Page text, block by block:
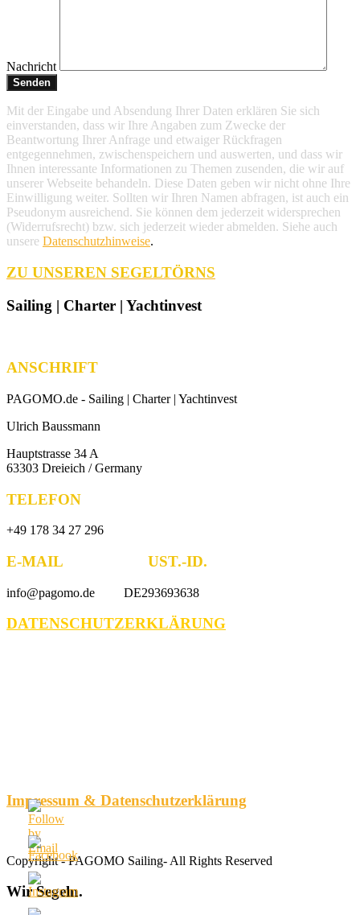
Nachricht
Mit der Eingabe und Absendung Ihrer Daten erklären Sie sich
einverstanden, dass wir Ihre Angaben zum Zwecke der
Beantwortung Ihrer Anfrage und etwaiger Rückfragen
entgegennehmen, zwischenspeichern und auswerten, und dass wir
Ihnen interessante Informationen zu Themen zusenden, die wir auf
unserer Webseite behandeln. Diese Daten geben wir nicht ohne Ihre
Einwilligung weiter. Sollten wir Ihren Namen abfragen, ist auch ein
Pseudonym ausreichend. Sie können dem jederzeit widersprechen
(Widerrufsrecht) bzw. sich jederzeit wieder abmelden. Siehe auch
unsere Datenschutzhinweise.
ZU UNSEREN SEGELTÖRNS
Sailing | Charter | Yachtinvest
ANSCHRIFT
PAGOMO.de - Sailing | Charter | Yachtinvest
Ulrich Baussmann
Hauptstrasse 34 A
63303 Dreieich / Germany
TELEFON
+49 178 34 27 296
E-MAIL UST.-ID.
info@pagomo.de DE293693638
DATENSCHUTZERKLÄRUNG
Impressum & Datenschutzerklärung
Copyright - PAGOMO Sailing- All Rights Reserved
WirSegeln.